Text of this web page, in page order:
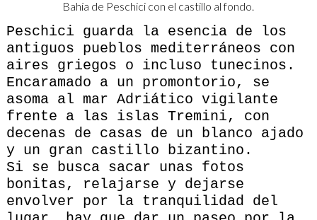
Bahía de Peschici con el castillo al fondo.
Peschici guarda la esencia de los
antiguos pueblos mediterráneos con
aires griegos o incluso tunecinos.
Encaramado a un promontorio, se
asoma al mar Adriático vigilante
frente a las islas Tremini, con
decenas de casas de un blanco ajado
y un gran castillo bizantino.
Si se busca sacar unas fotos
bonitas, relajarse y dejarse
envolver por la tranquilidad del